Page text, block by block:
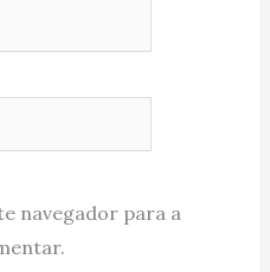
navegador para a